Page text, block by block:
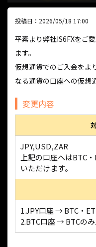
投稿日：2026/05/18 17:00
平素より弊社IS6FXをご
ます。
仮想通貨でのご入金をよ
なる通貨の口座への仮想
変更内容
JPY,USD,ZAR
上記の口座へはBTC
いただけます。
1.JPY口座 → BTC・
2.BTC口座 → BTCの